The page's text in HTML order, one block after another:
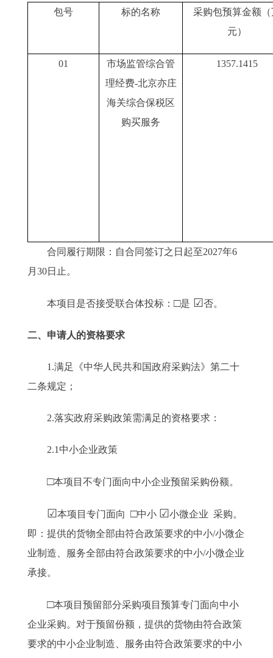
包号 标的名称
采购包预算金额（
元）
01
市场监管综合管
理经费-北京亦庄
海关综合保税区
购买服务
1357.1415
合同履行期限：自合同签订之日起至2027年6
月30日止。
本项目是否接受联合体投标： □是 ☑否。
二、申请人的资格要求
1.满足《中华人民共和国政府采购法》第二十
二条规定；
2.落实政府采购政策需满足的资格要求：
2.1中小企业政策
□本项目不专门面向中小企业预留采购份额。
☑本项目专门面向 □中小 ☑小微企业 采购。
即：提供的货物全部由符合政策要求的中小/小微企
业制造、服务全部由符合政策要求的中小/小微企业
承接。
□本项目预留部分采购项目预算专门面向中小
企业采购。对于预留份额，提供的货物由符合政策
要求的中小企业制造、服务由符合政策要求的中小